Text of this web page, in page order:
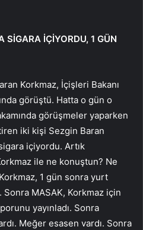
SİGARA İÇİYORDU, 1 GÜN
Korkmaz, İçişleri Bakanı
görüştü. Hatta o gün o
görüşmeler yaparken
iki kişi Sezgin Baran
içiyordu. Artık
ile ne konuştun? Ne
1 gün sonra yurt
Sonra MASAK, Korkmaz için
yayınladı. Sonra
Meğer esasen vardı. Sonra